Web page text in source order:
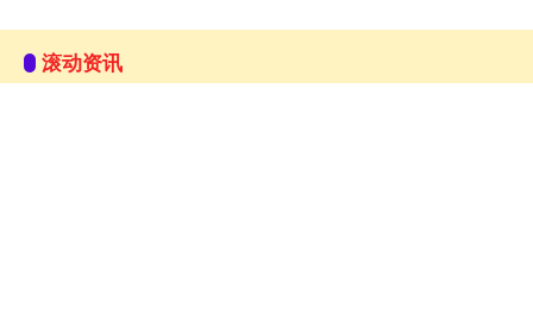
滚动资讯